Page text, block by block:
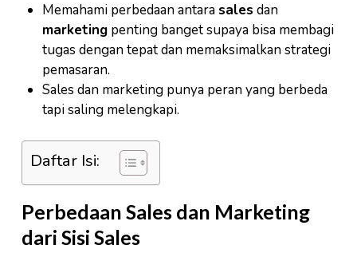
Memahami perbedaan antarasales dan
marketingpenting banget supaya bisa membagi
tugas dengan tepat dan memaksimalkan strategi
pemasaran.
Sales dan marketing punya peran yang berbeda
tapi saling melengkapi.
Daftar Isi:
Perbedaan Sales dan Marketing
dari Sisi Sales